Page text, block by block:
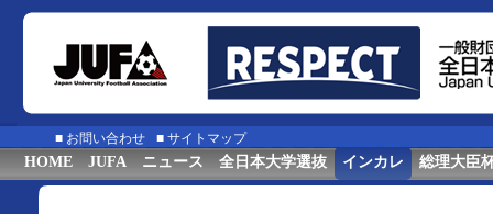
■ お問い合わせ ■ サイトマップ
HOME JUFA ニュース 全日本大学選抜 インカレ 総理大臣